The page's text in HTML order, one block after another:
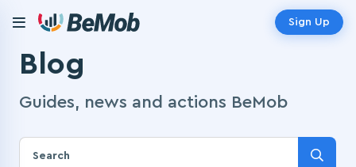
Sign Up
Blog
Guides, news and actions BeMob